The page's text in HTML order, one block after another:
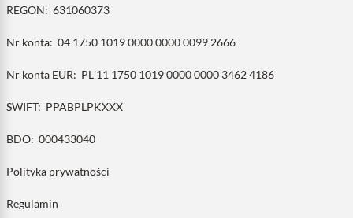
REGON: 631060373
Nr konta: 04 1750 1019 0000 0000 0099 2666
Nr konta EUR: PL 11 1750 1019 0000 0000 3462 4186
SWIFT: PPABPLPKXXX
BDO: 000433040
Polityka prywatności
Regulamin